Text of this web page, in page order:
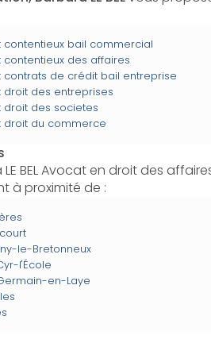
contentieux bail commercial
contentieux des affaires
contrats de crédit bail entreprise
droit des entreprises
droit des societes
droit du commerce
BEL Avocat en droit des
à proximité de :
le-Bretonneux
l'École
en-Laye